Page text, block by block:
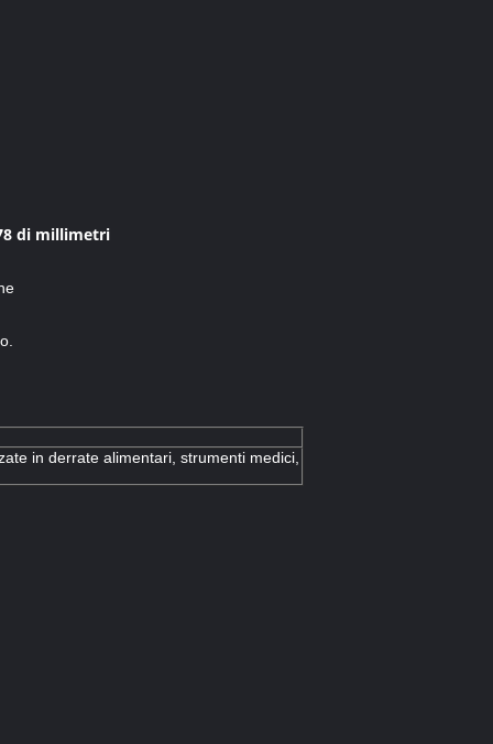
di millimetri
in derrate alimentari, strumenti medici,